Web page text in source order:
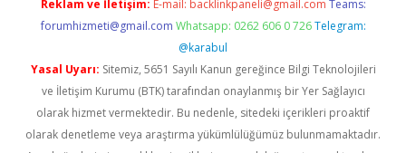
Reklam ve İletişim: E-mail: backlinkpaneli@gmail.com Teams:
forumhizmeti@gmail.com Whatsapp: 0262 606 0 726 Telegram:
@karabul
Yasal Uyarı: Sitemiz, 5651 Sayılı Kanun gereğince Bilgi Teknolojileri
ve İletişim Kurumu (BTK) tarafından onaylanmış bir Yer Sağlayıcı
olarak hizmet vermektedir. Bu nedenle, sitedeki içerikleri proaktif
olarak denetleme veya araştırma yükümlülüğümüz bulunmamaktadır.